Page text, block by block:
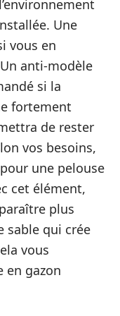
Une
vous en
anti-modèle
si la
fortement
de rester
vos besoins,
une pelouse
cet élément,
plus
sable qui crée
vous
en gazon